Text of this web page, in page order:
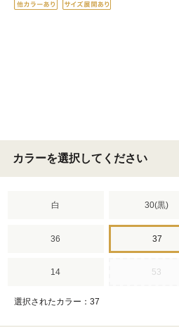
カラーを選択してください
白 30(黒)
36 37
14 53
選択されたカラー：37